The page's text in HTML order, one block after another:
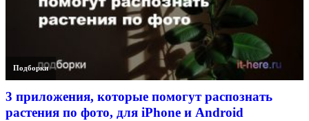
Подборки
3 приложения, которые помогут распознать
растения по фото, для iPhone и Android